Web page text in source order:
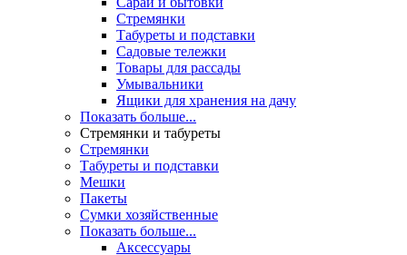
Стремянки
Табуреты и подставки
Садовые тележки
Товары для рассады
Умывальники
Ящики для хранения на дачу
Показать больше...
Стремянки и табуреты
Стремянки
Табуреты и подставки
Мешки
Пакеты
Сумки хозяйственные
Показать больше...
Аксессуары